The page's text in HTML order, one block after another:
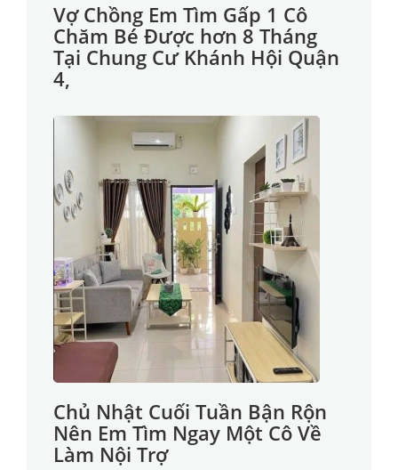
Vợ Chồng Em Tìm Gấp 1 Cô
Chăm Bé Được hơn 8 Tháng
Tại Chung Cư Khánh Hội Quận
4,
Chủ Nhật Cuối Tuần Bận Rộn
Nên Em Tìm Ngay Một Cô Về
Làm Nội Trợ